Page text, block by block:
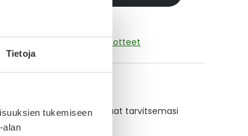
Tietoja
tukemiseen
alan
NASAL ORIFARM-tuotteet
pidät huolen, että tilaat tarvitsemasi
eivätkä ne lopu kesken.